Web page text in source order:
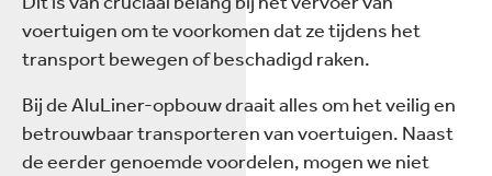
voertuigen om te voorkomen dat ze tijdens het
transport bewegen of beschadigd raken.
Bij de AluLiner-opbouw draait alles om het veilig en
betrouwbaar transporteren van voertuigen. Naast
de eerder genoemde voordelen, mogen we niet